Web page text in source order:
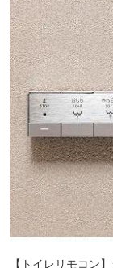
【トイレリモコン